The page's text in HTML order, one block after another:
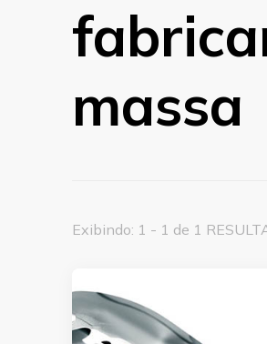
massa
Exibindo: 1 - 1 de 1